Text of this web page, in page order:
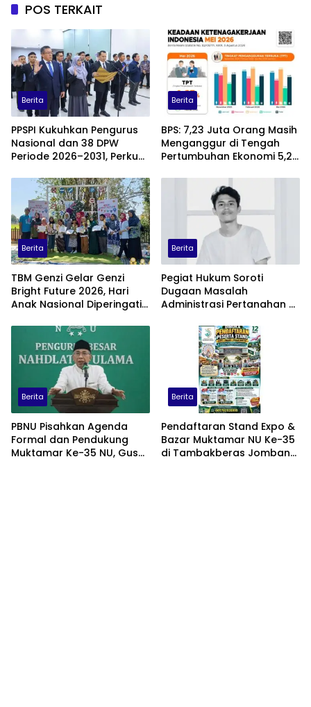
POS TERKAIT
Berita
PPSPI Kukuhkan Pengurus
Nasional dan 38 DPW
Periode 2026–2031, Perkuat
Publik
Berita
BPS: 7,23 Juta Orang Masih
Menganggur di Tengah
Pertumbuhan Ekonomi 5,29
Berita
TBM Genzi Gelar Genzi
Bright Future 2026, Hari
Anak Nasional Diperingati
Tembang Dolanan
Berita
Pegiat Hukum Soroti
Dugaan Masalah
Administrasi Pertanahan di
Luwu Timur
Berita
PBNU Pisahkan Agenda
Formal dan Pendukung
Muktamar Ke-35 NU, Gus
Berita
Pendaftaran Stand Expo &
Bazar Muktamar NU Ke-35
di Tambakberas Jombang